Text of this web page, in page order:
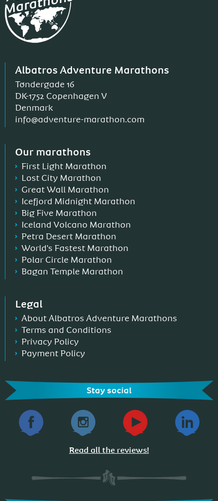
Albatros Adventure Marathons
Tøndergade 16
DK-1752 Copenhagen V
Denmark
info@adventure-marathon.com
Our marathons
First Light Marathon
Lost City Marathon
Great Wall Marathon
Icefjord Midnight Marathon
Big Five Marathon
Iceland Volcano Marathon
Petra Desert Marathon
World's Fastest Marathon
Polar Circle Marathon
Bagan Temple Marathon
Legal
About Albatros Adventure Marathons
Terms and Conditions
Privacy Policy
Payment Policy
Stay social
Read all the reviews!